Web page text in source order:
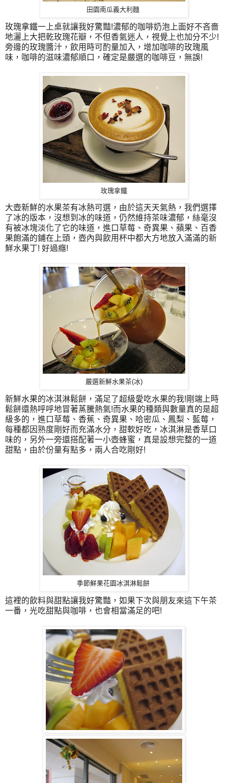
田園南瓜義大利麵
玫瑰拿鐵一上桌就讓我好驚豔!濃郁的咖啡奶泡上面好不吝嗇
地灑上大把乾玫瑰花瓣，不但香氣迷人，視覺上也加分不少!
旁邊的玫瑰醬汁，飲用時可酌量加入，增加咖啡的玫瑰風
味，咖啡的滋味濃郁順口，確定是嚴選的咖啡豆，無誤!
玫瑰拿鐵
大壺新鮮的水果茶有冰熱可選，由於這天天氣熱，我們選擇
了冰的版本，沒想到冰的味道，仍然維持茶味濃郁，絲毫沒
有被冰塊淡化了它的味道，進口草莓、奇異果、蘋果、百香
果飽滿的鋪在上頭，壺內與飲用杯中都大方地放入滿滿的新
鮮水果丁! 好過癮!
嚴選新鮮水果茶(冰)
新鮮水果的冰淇淋鬆餅，滿足了超級愛吃水果的我!剛端上時
鬆餅還熱呼呼地冒著蒸騰熱氣!而水果的種類與數量真的是超
級多的，進口草莓、香蕉、奇異果、哈密瓜、鳳梨、藍莓，
每種都因熟度剛好而充滿水分，甜軟好吃，冰淇淋是香草口
味的，另外一旁還搭配著一小壺蜂蜜，真是設想完整的一道
甜點，由於份量有點多，兩人合吃剛好!
季節鮮果花園冰淇淋鬆餅
這裡的飲料與甜點讓我好驚豔，如果下次與朋友來這下午茶
一番，光吃甜點與咖啡，也會相當滿足的吧!